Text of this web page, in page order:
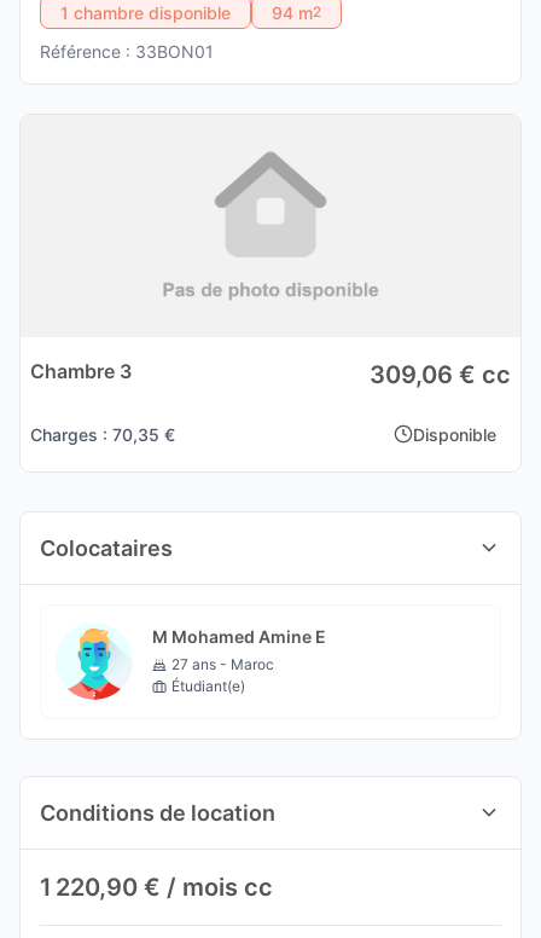
1 chambre disponible
94 m2
Référence : 33BON01
Chambre 3 309,06 € cc
Charges : 70,35 € Disponible
Colocataires
M Mohamed Amine E
27 ans - Maroc
Étudiant(e)
Conditions de location
1 220,90 € / mois cc